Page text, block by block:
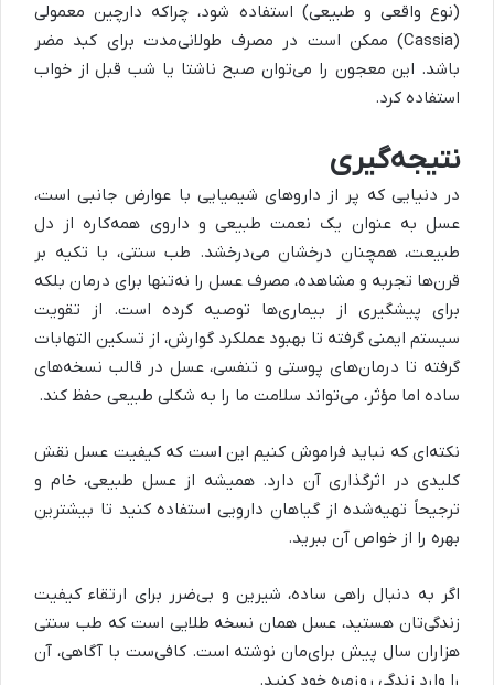
(نوع واقعی و طبیعی) استفاده شود، چراکه دارچین معمولی
(Cassia)
ممکن است در مصرف طولانی‌مدت برای کبد مضر
باشد. این معجون را می‌توان صبح ناشتا یا شب قبل از خواب
استفاده کرد.
نتیجه‌گیری
در دنیایی که پر از داروهای شیمیایی با عوارض جانبی است،
عسل به عنوان یک نعمت طبیعی و داروی همه‌کاره از دل
طبیعت، همچنان درخشان می‌درخشد. طب سنتی، با تکیه بر
قرن‌ها تجربه و مشاهده، مصرف عسل را نه‌تنها برای درمان بلکه
برای پیشگیری از بیماری‌ها توصیه کرده است. از تقویت
سیستم ایمنی گرفته تا بهبود عملکرد گوارش، از تسکین التهابات
گرفته تا درمان‌های پوستی و تنفسی، عسل در قالب نسخه‌های
ساده اما مؤثر، می‌تواند سلامت ما را به شکلی طبیعی حفظ کند.
نکته‌ای که نباید فراموش کنیم این است که کیفیت عسل نقش
کلیدی در اثرگذاری آن دارد. همیشه از عسل طبیعی، خام و
ترجیحاً تهیه‌شده از گیاهان دارویی استفاده کنید تا بیشترین
بهره را از خواص آن ببرید.
اگر به دنبال راهی ساده، شیرین و بی‌ضرر برای ارتقاء کیفیت
زندگی‌تان هستید، عسل همان نسخه طلایی است که طب سنتی
هزاران سال پیش برای‌مان نوشته است. کافی‌ست با آگاهی، آن
را وارد زندگی روزمره خود کنید.